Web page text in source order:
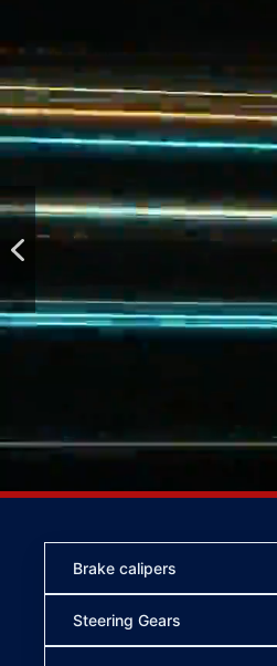
Brake calipers
Steering Gears